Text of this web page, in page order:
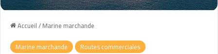
Accueil/Marine marchande
Marine marchande
Routes commerciales